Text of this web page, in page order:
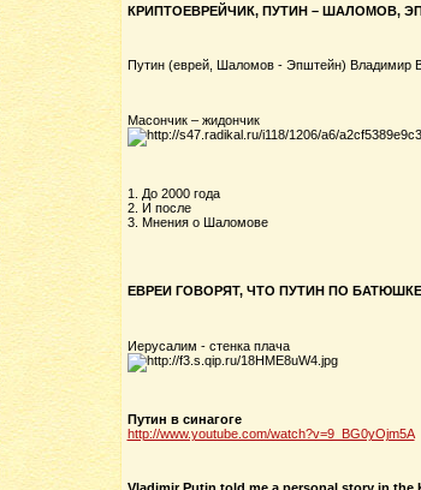
КРИПТОЕВРЕЙЧИК, ПУТИН – ШАЛОМОВ,
Путин (еврей, Шаломов - Эпштейн) Владимир
Масончик – жидончик
1. До 2000 года
2. И после
3. Мнения о Шаломове
ЕВРЕИ ГОВОРЯТ, ЧТО ПУТИН ПО
Иерусалим - стенка плача
Путин в синагоге
http://www.youtube.com/watch?v=9_BG0yOjm5A